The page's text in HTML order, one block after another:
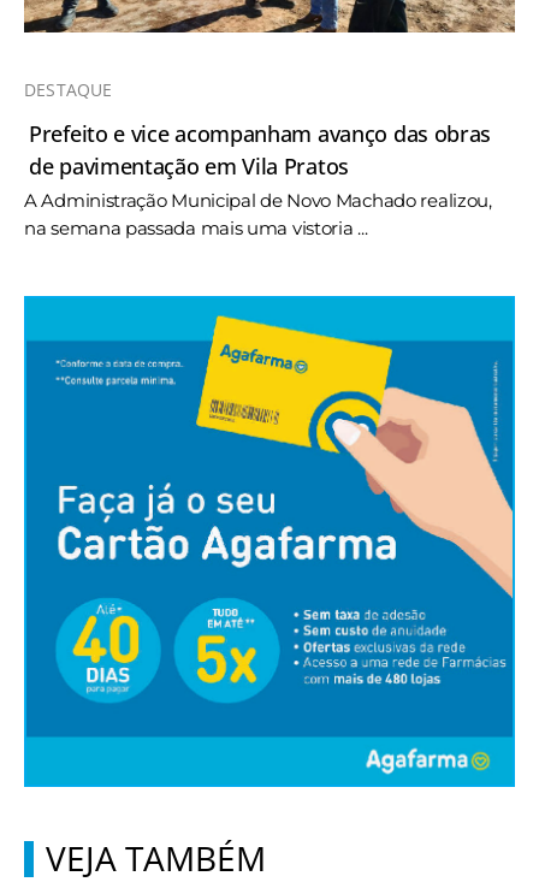
DESTAQUE
Prefeito e vice acompanham avanço das obras
de pavimentação em Vila Pratos
A Administração Municipal de Novo Machado realizou,
na semana passada mais uma vistoria ...
VEJA TAMBÉM